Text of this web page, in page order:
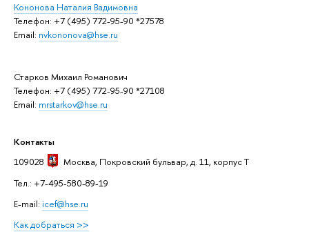
Кононова Наталия Вадимовна
Телефон: +7 (495) 772-95-90 *27578
Email: nvkononova@hse.ru
Старков Михаил Романович
Телефон: +7 (495) 772-95-90 *27108
Email: mrstarkov@hse.ru
Контакты
109028
Москва, Покровский бульвар, д. 11, корпус T
Тел.: +7-495-580-89-19
E-mail: icef@hse.ru
Как добраться >>